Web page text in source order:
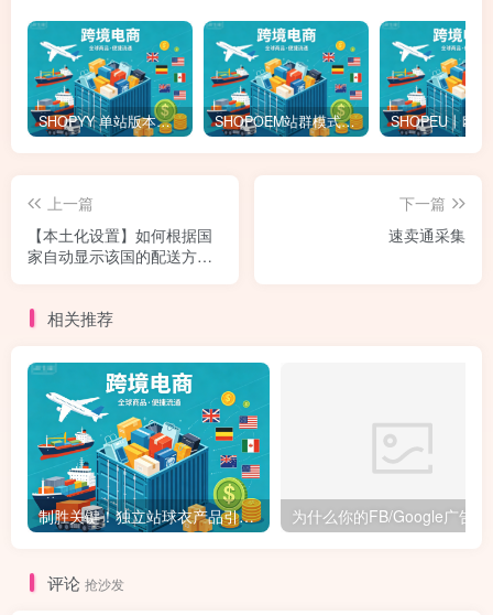
SHOPYY 单站版本怎么收费？有免佣金额度吗？一年多少钱？ SHOPOEM站群模式怎么收费？不限品不封店独立站站群，送10个企业版网站！建站全免费！开通找站长
上一篇
【本土化设置】如何根据国
家自动显示该国的配送方
下一篇
速卖通采集
相关推荐
制胜关键！独立站球衣产品引流与支付，全面解析成功的注意事项与策略！
评论 抢沙发